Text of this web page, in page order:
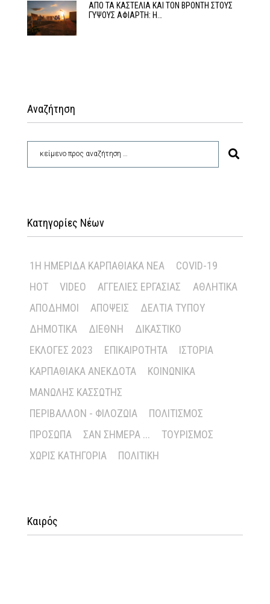
ΑΠΟ ΤΑ ΚΑΣΤΕΛΙΑ ΚΑΙ ΤΟΝ ΒΡΟΝΤΗ ΣΤΟΥΣ
ΓΥΨΟΥΣ ΑΦΙΑΡΤΗ: Η…
Αναζήτηση
Κατηγορίες Νέων
1Η ΗΜΕΡΊΔΑ ΚΑΡΠΑΘΙΑΚΆ ΝΈΑ
COVID-19
HOT
VIDEO ΑΓΓΕΛΊΕΣ ΕΡΓΑΣΊΑΣ
ΑΘΛΗΤΙΚΆ
ΑΠΌΔΗΜΟΙ
ΑΠΌΨΕΙΣ
ΔΕΛΤΊΑ ΤΎΠΟΥ
ΔΗΜΟΤΙΚΆ
ΔΙΕΘΝΉ
ΔΙΚΑΣΤΙΚΌ
ΕΚΛΟΓΈΣ 2023
ΕΠΙΚΑΙΡΌΤΗΤΑ
ΙΣΤΟΡΊΑ
ΚΑΡΠΑΘΙΑΚΆ ΑΝΈΚΔΟΤΑ
ΚΟΙΝΩΝΙΚΆ
ΜΑΝΏΛΗΣ ΚΑΣΣΏΤΗΣ
ΠΕΡΙΒΆΛΛΟΝ - ΦΙΛΟΖΩΊΑ
ΠΟΛΙΤΙΣΜΌΣ
ΠΡΌΣΩΠΑ
ΣΑΝ ΣΉΜΕΡΑ ...
ΤΟΥΡΙΣΜΌΣ
ΧΩΡΊΣ ΚΑΤΗΓΟΡΊΑ
ΠΟΛΙΤΙΚΉ
Καιρός